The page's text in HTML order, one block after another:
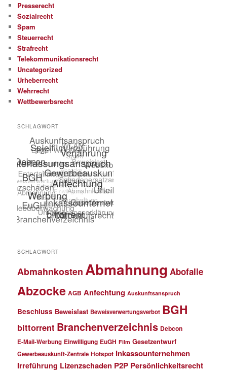
Presserecht
Sozialrecht
Spam
Steuerrecht
Strafrecht
Telekommunikationsrecht
Uncategorized
Urheberrecht
Wehrrecht
Wettbewerbsrecht
SCHLAGWORT
SCHLAGWORT
Abmahnkosten Abmahnung Abofalle
Abzocke AGB Anfechtung Auskunftsanspruch
Beschluss Beweislast Beweisverwertungsverbot BGH
bittorrent Branchenverzeichnis Debcon
E-Mail-Werbung Einwilligung EuGH Film Gesetzentwurf
Gewerbeauskunft-Zentrale Hotspot Inkassounternehmen
Irreführung Lizenzschaden P2P Persönlichkeitsrecht